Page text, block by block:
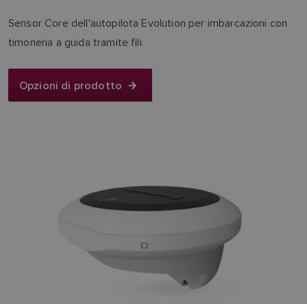
Sensor Core dell'autopilota Evolution per imbarcazioni con
timoneria a guida tramite fili
Opzioni di prodotto